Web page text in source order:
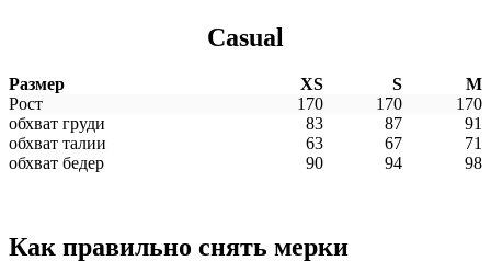
Casual
Размер XS S
M
Рост
170 170
170
обхват груди
83 87
91
обхват талии
63 67
71
обхват бедер
90 94 98
Как правильно снять мерки